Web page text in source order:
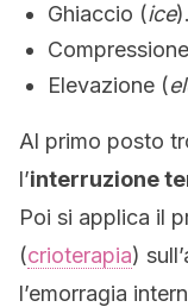
Ghiaccio (ice).
Elevazione (
Al primo posto
l’interruzione
Poi si applica il
(crioterapia)
l’emorragia